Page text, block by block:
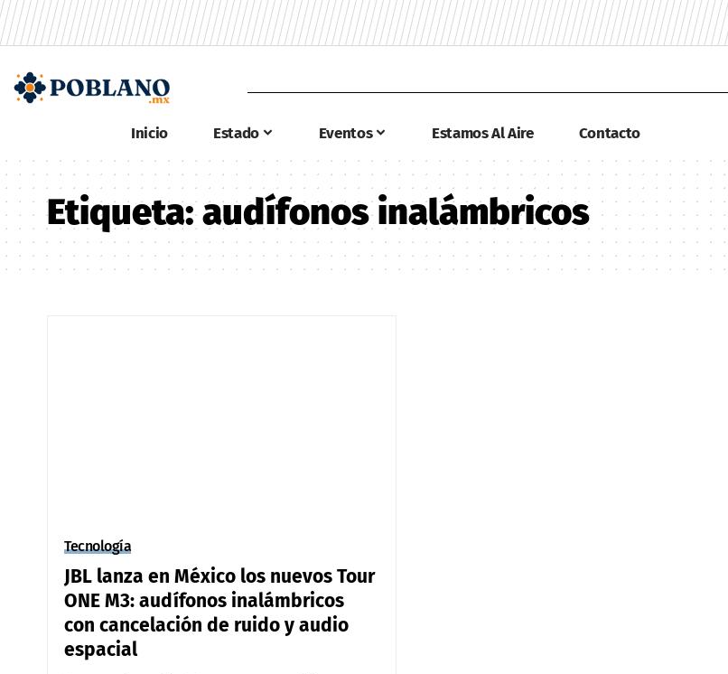
Inicio Estado Eventos Estamos Al Aire Contacto
Etiqueta:audífonos inalámbricos
Tecnología
JBL lanza en México los nuevos Tour
ONE M3: audífonos inalámbricos
con cancelación de ruido y audio
espacial